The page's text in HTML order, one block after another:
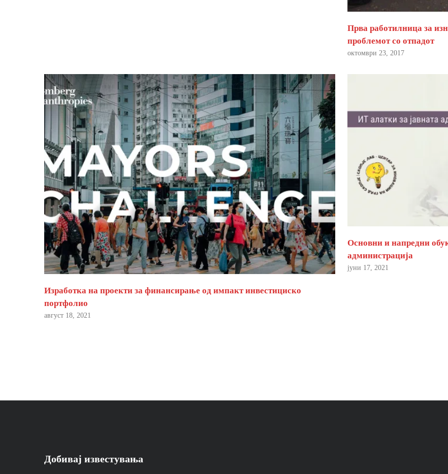
Прва работилница за
проблемот со отпадот
октомври 23, 2017
Изработка на проекти за финансирање од импакт инвестициско
портфолио
август 18, 2021
Основни и напредни
администрација
јуни 17, 2021
Добивај известувања